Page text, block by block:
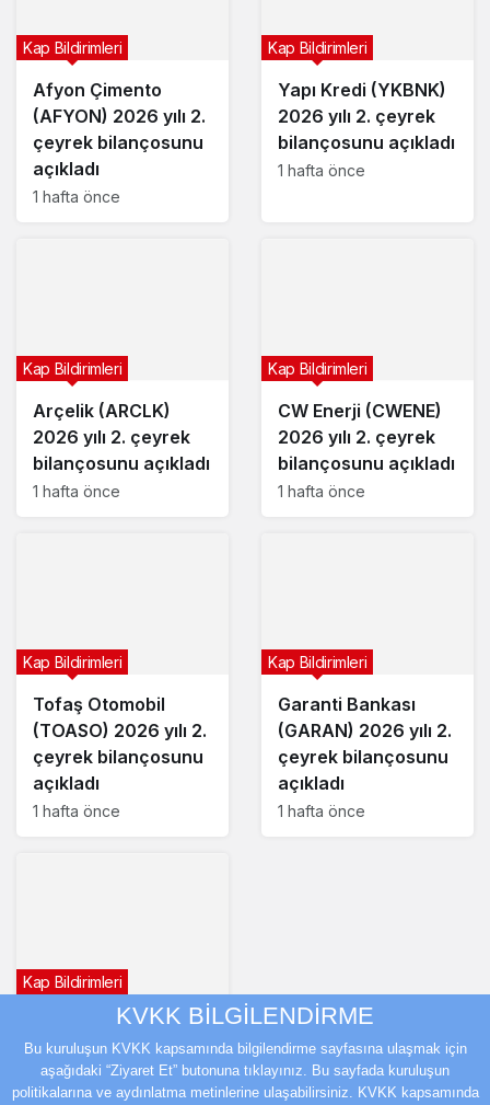
Afyon Çimento
(AFYON) 2026 yılı 2.
çeyrek bilançosunu
açıkladı
Kap Bildirimleri
1 hafta önce
Yapı Kredi (YKBNK)
2026 yılı 2. çeyrek
bilançosunu açıkladı
Kap Bildirimleri
1 hafta önce
Arçelik (ARCLK)
2026 yılı 2. çeyrek
bilançosunu açıkladı
Kap Bildirimleri
1 hafta önce
CW Enerji (CWENE)
2026 yılı 2. çeyrek
bilançosunu açıkladı
Kap Bildirimleri
1 hafta önce
Tofaş Otomobil
(TOASO) 2026 yılı 2.
çeyrek bilançosunu
açıkladı
Kap Bildirimleri
1 hafta önce
Garanti Bankası
(GARAN) 2026 yılı 2.
çeyrek bilançosunu
açıkladı
Kap Bildirimleri
1 hafta önce
YEO Teknoloji’den
(YEOTK) 9,8 milyon
dolarlık sözleşme
Kap Bildirimleri
KVKK BİLGİLENDİRME
Bu kuruluşun KVKK kapsamında bilgilendirme sayfasına ulaşmak için
aşağıdaki “Ziyaret Et” butonuna tıklayınız. Bu sayfada kuruluşun
politikalarına ve aydınlatma metinlerine ulaşabilirsiniz. KVKK kapsamında